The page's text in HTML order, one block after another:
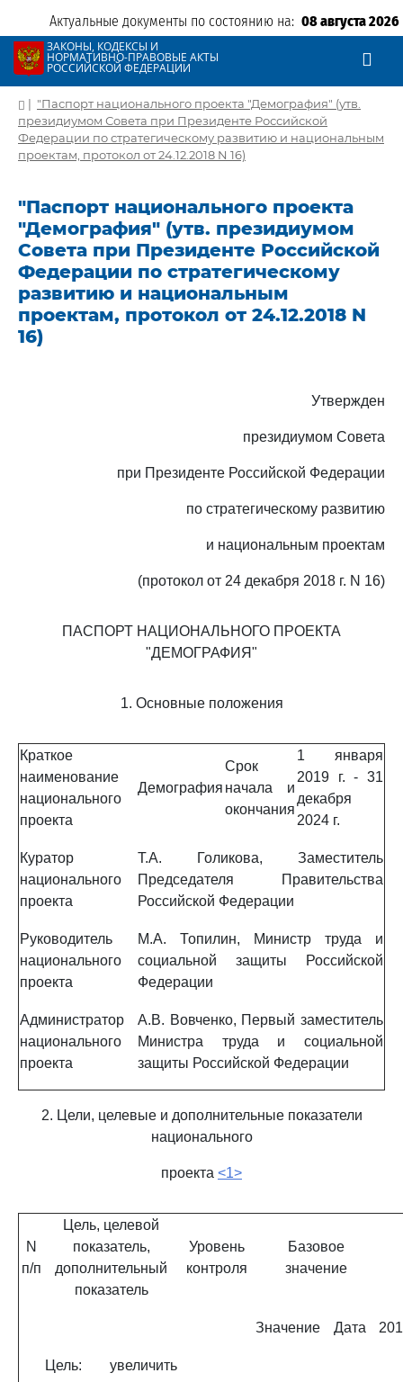
Актуальные документы по состоянию на: 08 августа 2026
ЗАКОНЫ, КОДЕКСЫ И
НОРМАТИВНО-ПРАВОВЫЕ АКТЫ
РОССИЙСКОЙ ФЕДЕРАЦИИ
| "Паспорт национального проекта "Демография" (утв.
президиумом Совета при Президенте Российской
Федерации по стратегическому развитию и национальным
проектам, протокол от 24.12.2018 N 16)
"Паспорт национального проекта
"Демография" (утв. президиумом
Совета при Президенте Российской
Федерации по стратегическому
развитию и национальным
проектам, протокол от 24.12.2018 N
16)
Утвержден
президиумом Совета
при Президенте Российской Федерации
по стратегическому развитию
и национальным проектам
(протокол от 24 декабря 2018 г. N 16)
ПАСПОРТ НАЦИОНАЛЬНОГО ПРОЕКТА
"ДЕМОГРАФИЯ"
1. Основные положения
Краткое
наименование
национального
проекта
Демография
Срок
начала и
окончания
1 января
2019 г. - 31
декабря
2024 г.
Куратор
национального
проекта
Т.А. Голикова, Заместитель
Председателя Правительства
Российской Федерации
Руководитель
национального
проекта
М.А. Топилин, Министр труда и
социальной защиты Российской
Федерации
Администратор
национального
проекта
А.В. Вовченко, Первый заместитель
Министра труда и социальной
защиты Российской Федерации
2. Цели, целевые и дополнительные показатели
национального
проекта <1>
N
п/п
Цель, целевой
показатель,
дополнительный
показатель
Уровень
контроля
Базовое
значение
Значение Дата
Цель: увеличить